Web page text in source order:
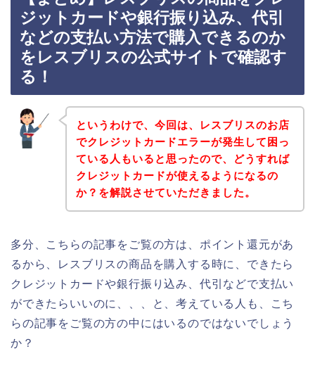
ジットカードや銀行振り込み、代引
などの支払い方法で購入できるのか
をレスブリスの公式サイトで確認す
る！
というわけで、今回は、レスブリスのお店
でクレジットカードエラーが発生して困っ
ている人もいると思ったので、どうすれば
クレジットカードが使えるようになるの
か？を解説させていただきました。
多分、こちらの記事をご覧の方は、ポイント還元があ
るから、レスブリスの商品を購入する時に、できたら
クレジットカードや銀行振り込み、代引などで支払い
ができたらいいのに、、、と、考えている人も、こち
らの記事をご覧の方の中にはいるのではないでしょう
か？